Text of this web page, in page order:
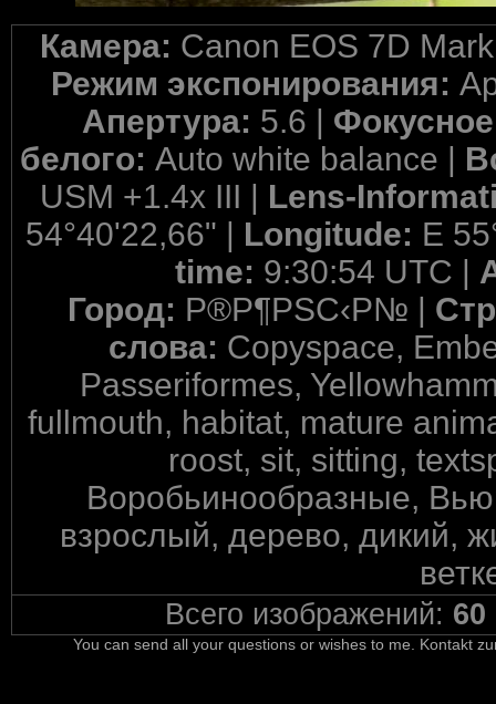
Камера: Canon EOS 7D
Режим экспонирования:
Апертура: 5.6 |
белого:Auto white balance |
USM +1.4x III | Lens-
54°40'22,66" | Longitude: E
time: 9:30:54 UTC |
Город: Р®Р¶РЅС‹Р№ |
слова: Copyspace,
Passeriformes,
fullmouth, habitat, mature
roost, sit, sitting,
Воробьинообразные,
взрослый, дерево, дикий,
Всего изображений: 60
You can send all your questions or wishes to me. Kontakt